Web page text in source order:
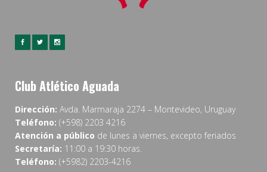
Club Atlético Aguada
Dirección: Avda. Marmaraja 2274 – Montevideo, Uruguay
Teléfono: (+598) 2203 4216
Atención a público de lunes a viernes, excepto feriados
Secretaría: 11:00 a 19:30 horas.
Teléfono: (+5982) 2203-4216